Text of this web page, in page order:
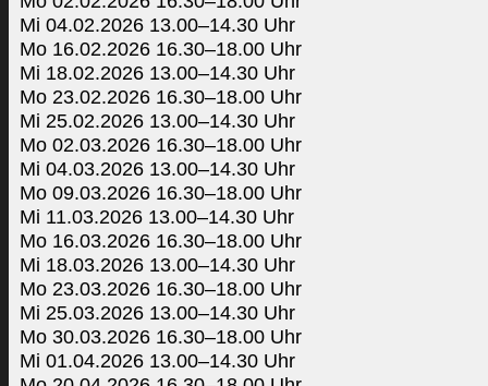
Mi 04.02.2026 13.00–14.30 Uhr
Mo 16.02.2026 16.30–18.00 Uhr
Mi 18.02.2026 13.00–14.30 Uhr
Mo 23.02.2026 16.30–18.00 Uhr
Mi 25.02.2026 13.00–14.30 Uhr
Mo 02.03.2026 16.30–18.00 Uhr
Mi 04.03.2026 13.00–14.30 Uhr
Mo 09.03.2026 16.30–18.00 Uhr
Mi 11.03.2026 13.00–14.30 Uhr
Mo 16.03.2026 16.30–18.00 Uhr
Mi 18.03.2026 13.00–14.30 Uhr
Mo 23.03.2026 16.30–18.00 Uhr
Mi 25.03.2026 13.00–14.30 Uhr
Mo 30.03.2026 16.30–18.00 Uhr
Mi 01.04.2026 13.00–14.30 Uhr